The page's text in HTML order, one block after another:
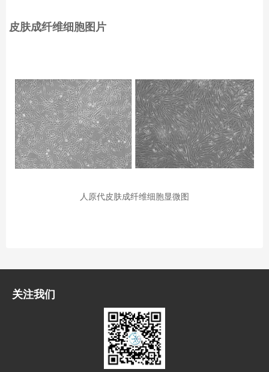
皮肤成纤维细胞图片
人原代皮肤成纤维细胞显微图
关注我们